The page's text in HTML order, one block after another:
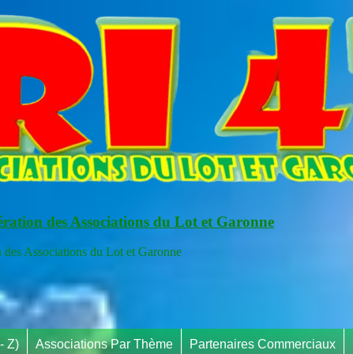
des Associations du Lot et Garonne
Associations du Lot et Garonne
Z) Associations Par Thème Partenaires Commerciaux